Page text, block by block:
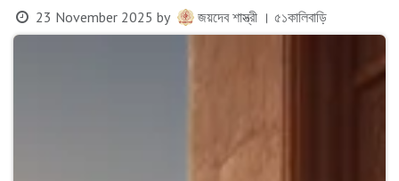
23 November 2025 by জয়দেব শাস্ত্রী । ৫১কালিবাড়ি